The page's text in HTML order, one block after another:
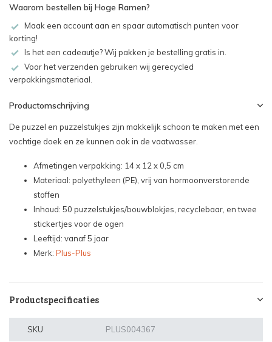
Waarom bestellen bij Hoge Ramen?
Maak een account aan en spaar automatisch punten voor
korting!
Is het een cadeautje? Wij pakken je bestelling gratis in.
Voor het verzenden gebruiken wij gerecycled
verpakkingsmateriaal.
Productomschrijving
De puzzel en puzzelstukjes zijn makkelijk schoon te maken met een
vochtige doek en ze kunnen ook in de vaatwasser.
Afmetingen verpakking: 14 x 12 x 0,5 cm
Materiaal: polyethyleen (PE), vrij van hormoonverstorende
stoffen
Inhoud: 50 puzzelstukjes/bouwblokjes, recyclebaar, en twee
stickertjes voor de ogen
Leeftijd: vanaf 5 jaar
Merk: Plus-Plus
Productspecificaties
SKU PLUS004367